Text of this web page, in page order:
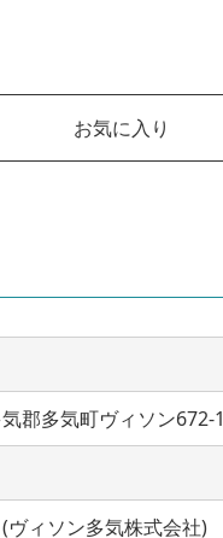
お気に入り
郡多気町ヴィソン672-1
ヴィソン多気株式会社)